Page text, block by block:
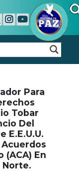
Para
Tobar
Del
E.E.U.U.
(ACA) En
Norte.